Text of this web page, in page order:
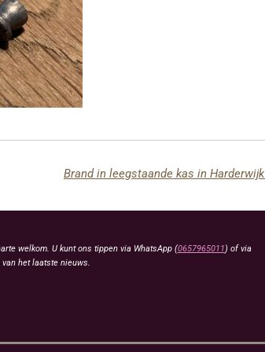
Brand in leegstaande kas in Harderwijk
welkom. U kunt ons tippen via WhatsApp (0657965011) of via
het laatste nieuws.